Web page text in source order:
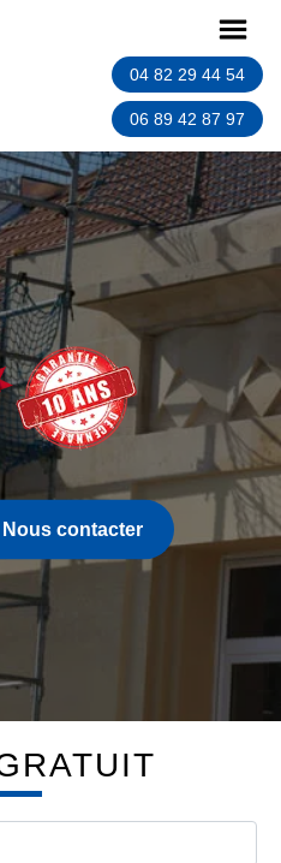
04 82 29 44 54
06 89 42 87 97
Nous contacter